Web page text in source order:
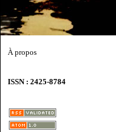
À propos
ISSN : 2425-8784